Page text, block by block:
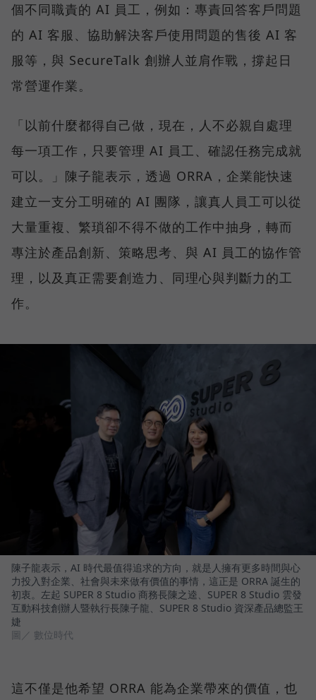
個不同職責的 AI 員工，例如：專責回答客戶問題
的 AI 客服、協助解決客戶使用問題的售後 AI 客
服等，與 SecureTalk 創辦人並肩作戰，撐起日
常營運作業。
「以前什麼都得自己做，現在，人不必親自處理
每一項工作，只要管理 AI 員工、確認任務完成就
可以。」陳子龍表示，透過 ORRA，企業能快速
建立一支分工明確的 AI 團隊，讓真人員工可以從
大量重複、繁瑣卻不得不做的工作中抽身，轉而
專注於產品創新、策略思考、與 AI 員工的協作管
理，以及真正需要創造力、同理心與判斷力的工
作。
陳子龍表示，AI 時代最值得追求的方向，就是人擁有更多時間與心
力投入對企業、社會與未來做有價值的事情，這正是 ORRA 誕生的
初衷。左起 SUPER 8 Studio 商務長陳之逵、SUPER 8 Studio 雲發
互動科技創辦人暨執行長陳子龍、SUPER 8 Studio 資深產品總監王
婕
圖／ 數位時代
這不僅是他希望 ORRA 能為企業帶來的價值，也